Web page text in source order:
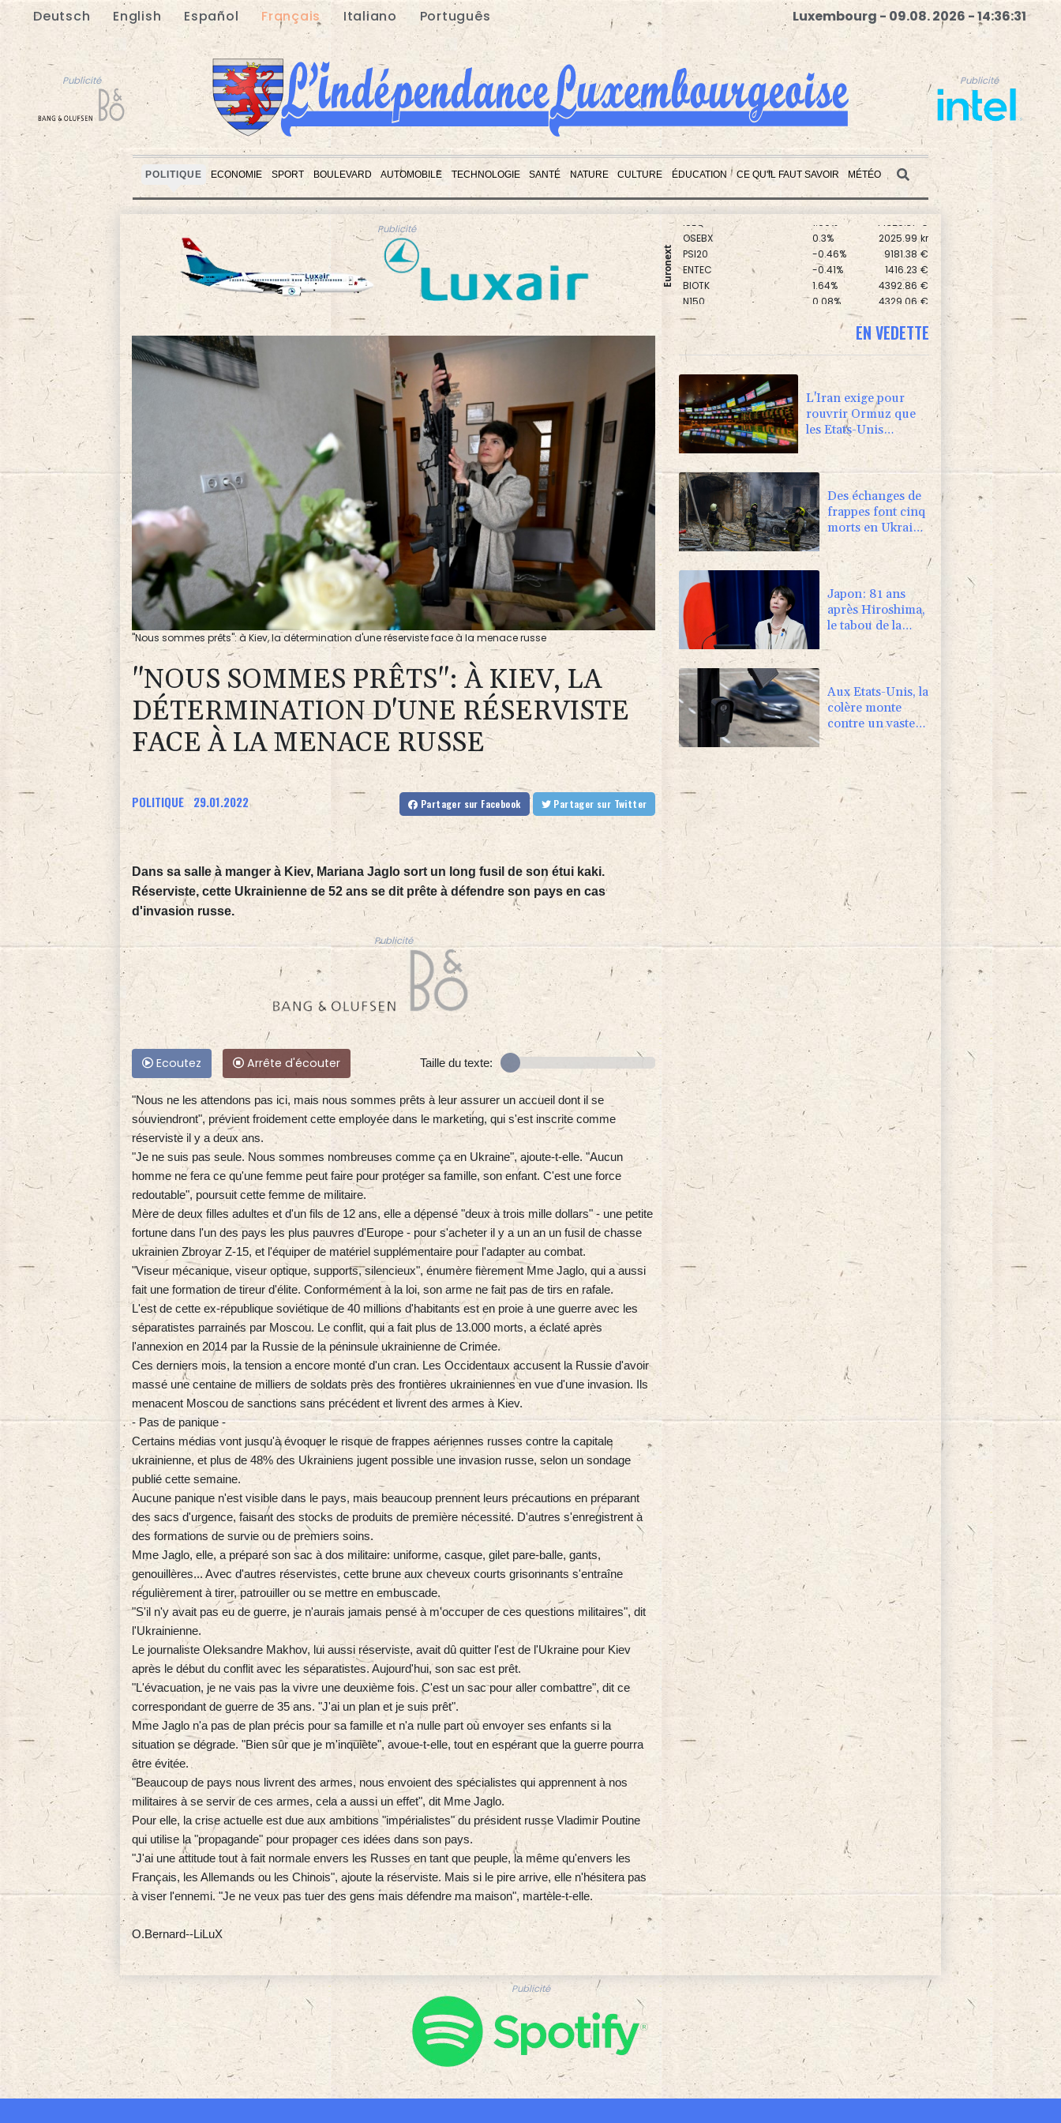
Deutsch English Español Français Italiano Português Luxembourg - 09.08. 2026 - 14:36:32
Publicité Publicité
POLITIQUE ECONOMIE SPORT BOULEVARD AUTOMOBILE TECHNOLOGIE SANTÉ NATURE CULTURE ÉDUCATION CE QU'IL FAUT SAVOIR MÉTÉO
Publicité
Publicité
Euronext
PX1 8714.93
ISEQ
1.99% 14320.37 €
OSEBX
0.3% 2025.99 kr
PSI20
-0.46% 9181.38 €
ENTEC
-0.41% 1416.23 €
BIOTK
1.64% 4392.86 €
N150
0.08% 4329.06 €
AEX
-0.09% 1111.47 €
BEL20
0.3%
"Nous sommes prêts": à Kiev, la détermination d'une réserviste face à la menace russe
"NOUS SOMMES PRÊTS": À KIEV, LA
DÉTERMINATION D'UNE RÉSERVISTE
FACE À LA MENACE RUSSE
POLITIQUE 29.01.2022 Partager sur Facebook Partager sur Twitter
Dans sa salle à manger à Kiev, Mariana Jaglo sort un long fusil de son étui kaki.
Réserviste, cette Ukrainienne de 52 ans se dit prête à défendre son pays en cas
d'invasion russe.
Publicité
Ecoutez Arrête d'écouter Taille du texte:
"Nous ne les attendons pas ici, mais nous sommes prêts à leur assurer un accueil dont il se
souviendront", prévient froidement cette employée dans le marketing, qui s'est inscrite comme
réserviste il y a deux ans.
"Je ne suis pas seule. Nous sommes nombreuses comme ça en Ukraine", ajoute-t-elle. "Aucun
homme ne fera ce qu'une femme peut faire pour protéger sa famille, son enfant. C'est une force
redoutable", poursuit cette femme de militaire.
Mère de deux filles adultes et d'un fils de 12 ans, elle a dépensé "deux à trois mille dollars" - une petite
fortune dans l'un des pays les plus pauvres d'Europe - pour s'acheter il y a un an un fusil de chasse
ukrainien Zbroyar Z-15, et l'équiper de matériel supplémentaire pour l'adapter au combat.
"Viseur mécanique, viseur optique, supports, silencieux", énumère fièrement Mme Jaglo, qui a aussi
fait une formation de tireur d'élite. Conformément à la loi, son arme ne fait pas de tirs en rafale.
L'est de cette ex-république soviétique de 40 millions d'habitants est en proie à une guerre avec les
séparatistes parrainés par Moscou. Le conflit, qui a fait plus de 13.000 morts, a éclaté après
l'annexion en 2014 par la Russie de la péninsule ukrainienne de Crimée.
Ces derniers mois, la tension a encore monté d'un cran. Les Occidentaux accusent la Russie d'avoir
massé une centaine de milliers de soldats près des frontières ukrainiennes en vue d'une invasion. Ils
menacent Moscou de sanctions sans précédent et livrent des armes à Kiev.
- Pas de panique -
Certains médias vont jusqu'à évoquer le risque de frappes aériennes russes contre la capitale
ukrainienne, et plus de 48% des Ukrainiens jugent possible une invasion russe, selon un sondage
publié cette semaine.
Aucune panique n'est visible dans le pays, mais beaucoup prennent leurs précautions en préparant
des sacs d'urgence, faisant des stocks de produits de première nécessité. D'autres s'enregistrent à
des formations de survie ou de premiers soins.
Mme Jaglo, elle, a préparé son sac à dos militaire: uniforme, casque, gilet pare-balle, gants,
genouillères... Avec d'autres réservistes, cette brune aux cheveux courts grisonnants s'entraîne
régulièrement à tirer, patrouiller ou se mettre en embuscade.
"S'il n'y avait pas eu de guerre, je n'aurais jamais pensé à m'occuper de ces questions militaires", dit
l'Ukrainienne.
Le journaliste Oleksandre Makhov, lui aussi réserviste, avait dû quitter l'est de l'Ukraine pour Kiev
après le début du conflit avec les séparatistes. Aujourd'hui, son sac est prêt.
"L'évacuation, je ne vais pas la vivre une deuxième fois. C'est un sac pour aller combattre", dit ce
correspondant de guerre de 35 ans. "J'ai un plan et je suis prêt".
Mme Jaglo n'a pas de plan précis pour sa famille et n'a nulle part où envoyer ses enfants si la
situation se dégrade. "Bien sûr que je m'inquiète", avoue-t-elle, tout en espérant que la guerre pourra
être évitée.
"Beaucoup de pays nous livrent des armes, nous envoient des spécialistes qui apprennent à nos
militaires à se servir de ces armes, cela a aussi un effet", dit Mme Jaglo.
Pour elle, la crise actuelle est due aux ambitions "impérialistes" du président russe Vladimir Poutine
qui utilise la "propagande" pour propager ces idées dans son pays.
"J'ai une attitude tout à fait normale envers les Russes en tant que peuple, la même qu'envers les
Français, les Allemands ou les Chinois", ajoute la réserviste. Mais si le pire arrive, elle n'hésitera pas
à viser l'ennemi. "Je ne veux pas tuer des gens mais défendre ma maison", martèle-t-elle.
O.Bernard--LiLuX
EN VEDETTE
L'Iran exige pour
rouvrir Ormuz que
les Etats-Unis
acceptent "toutes" ses
Des échanges de
frappes font cinq
morts en Ukraine
et en Russie
Japon: 81 ans
après Hiroshima,
le tabou de la
dissuasion
nucléaire vacille
Aux Etats-Unis, la
colère monte
contre un vaste
surveillance des
voitures
Publicité